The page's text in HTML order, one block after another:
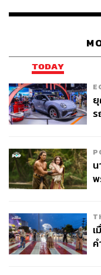
คือคู่แข่งที่น่าเกรงขา
ระหว่างความสดของ
จาเมกา
กะพริบตาไม่ได้บอกเล
TODAY
พ
ค